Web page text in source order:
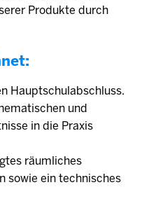
Produkte durch
Hauptschulabschluss.
und
in die Praxis
räumliches
sowie ein technisches